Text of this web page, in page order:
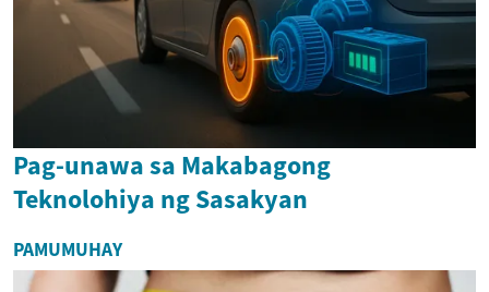
Pag-unawa sa Makabagong
Teknolohiya ng Sasakyan
PAMUMUHAY